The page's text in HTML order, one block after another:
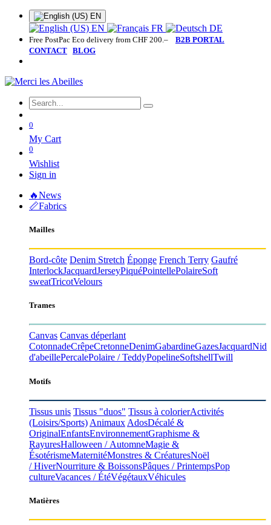
EN
EN FR DE
Free PostPac Eco delivery from CHF 200.– B2B PORTAL
CONTACT BLOG
0
My Cart
0
Wishlist
Sign in
🔥News
📏Fabrics
Mailles
Bord-côte Denim Stretch Éponge French Terry Gaufré
InterlockJacquardJerseyPiquéPointellePolaireSoft
sweatTricotVelours
Trames
Canvas Canvas déperlant
CotonnadeCrêpeCretonneDenimGabardineGazesJacquardNid
d'abeillePercalePolaire / TeddyPopelineSoftshellTwill
Motifs
Tissus unis Tissus "duos" Tissus à colorierActivités
(Loisirs/Sports) Animaux AdosDécalé &
OriginalEnfantsEnvironnementGraphisme &
RayuresHalloween / AutomneMagie &
ÉsotérismeMaternitéMonstres & CréaturesNoël
/ HiverNourriture & BoissonsPâques / PrintempsPop
cultureVacances / ÉtéVégétauxVéhicules
Matières